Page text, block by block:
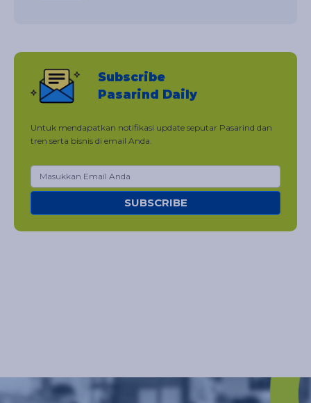
Subscribe
Pasarind Daily
Untuk mendapatkan notifikasi update seputar Pasarind dan
tren serta bisnis di email Anda.
SUBSCRIBE